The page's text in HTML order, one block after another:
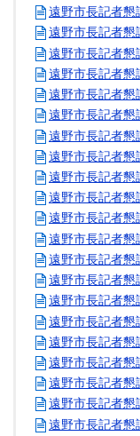
遠野市長記者懇
遠野市長記者懇
遠野市長記者懇
遠野市長記者懇
遠野市長記者懇
遠野市長記者懇
遠野市長記者懇
遠野市長記者懇
遠野市長記者懇
遠野市長記者懇
遠野市長記者懇
遠野市長記者懇
遠野市長記者懇
遠野市長記者懇
遠野市長記者懇
遠野市長記者懇
遠野市長記者懇
遠野市長記者懇
遠野市長記者懇
遠野市長記者懇
遠野市長記者懇